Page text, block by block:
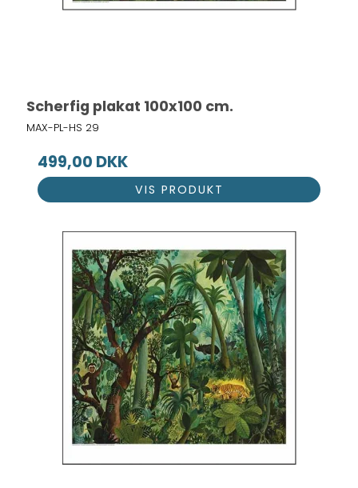
Scherfig plakat 100x100 cm.
MAX-PL-HS 29
499,00 DKK
VIS PRODUKT